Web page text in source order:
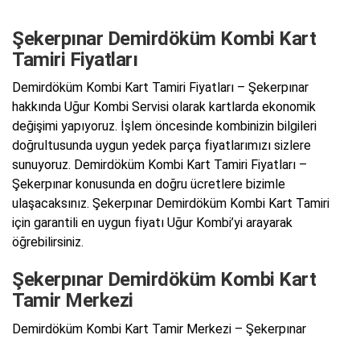
Şekerpınar Demirdöküm Kombi Kart
Tamiri Fiyatları
Demirdöküm Kombi Kart Tamiri Fiyatları – Şekerpınar
hakkında Uğur Kombi Servisi olarak kartlarda ekonomik
değişimi yapıyoruz. İşlem öncesinde kombinizin bilgileri
doğrultusunda uygun yedek parça fiyatlarımızı sizlere
sunuyoruz. Demirdöküm Kombi Kart Tamiri Fiyatları –
Şekerpınar konusunda en doğru ücretlere bizimle
ulaşacaksınız. Şekerpınar Demirdöküm Kombi Kart Tamiri
için garantili en uygun fiyatı Uğur Kombi’yi arayarak
öğrebilirsiniz.
Şekerpınar Demirdöküm Kombi Kart
Tamir Merkezi
Demirdöküm Kombi Kart Tamir Merkezi – Şekerpınar